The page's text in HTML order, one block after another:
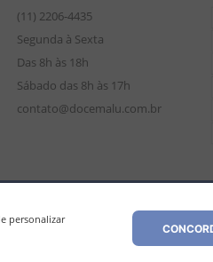
personalizar
(11) 2206-4435
Segunda à Sexta
Das 8h às 18h
Sábado das 8h às 17h
contato@docemalu.com.br
podendo diferir da loja física. As
sujeitos a alteração sem aviso prévio.